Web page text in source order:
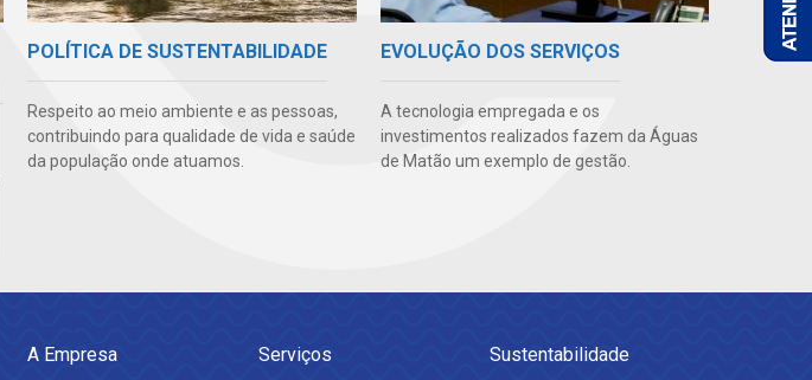
POLÍTICA DE SUSTENTABILIDADE
Respeito ao meio ambiente e as pessoas,
contribuindo para qualidade de vida e saúde
da população onde atuamos.
EVOLUÇÃO DOS SERVIÇOS
A tecnologia empregada e os
investimentos realizados fazem da Águas
de Matão um exemplo de gestão.
A Empresa Serviços Sustentabilidade